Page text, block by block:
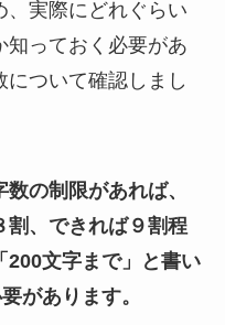
、実際にどれぐらい
知っておく必要があ
について確認しまし
の制限があれば、
割、できれば９割程
200文字まで」と書い
があります。